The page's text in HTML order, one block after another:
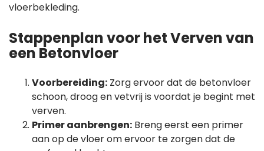
vloerbekleding.
Stappenplan voor het Verven van
een Betonvloer
Voorbereiding: Zorg ervoor dat de betonvloer
schoon, droog en vetvrij is voordat je begint met
verven.
Primer aanbrengen: Breng eerst een primer
aan op de vloer om ervoor te zorgen dat de